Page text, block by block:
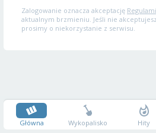
Zalogowanie oznacza akceptację
aktualnym brzmieniu. Jeśli nie
prosimy o niekorzystanie z serwisu.
Główna Wykopalisko Hity